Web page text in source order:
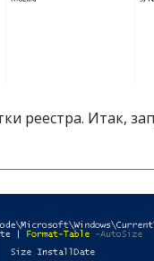
реестра. Итак,